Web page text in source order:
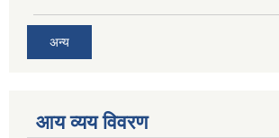
अन्य
आय व्यय विवरण